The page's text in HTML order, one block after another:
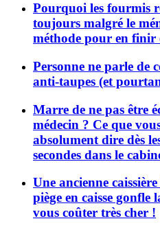
Pourquoi les fourmis
toujours malgré le
méthode pour en finir
Personne ne parle de
anti-taupes (et
Marre de ne pas être
médecin ? Ce que
absolument dire dès
secondes dans le
Une ancienne
piège en caisse gonfle
vous coûter très cher !